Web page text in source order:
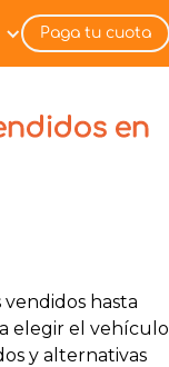
Paga tu cuota
en
vendidos hasta
elegir el vehículo
y alternativas